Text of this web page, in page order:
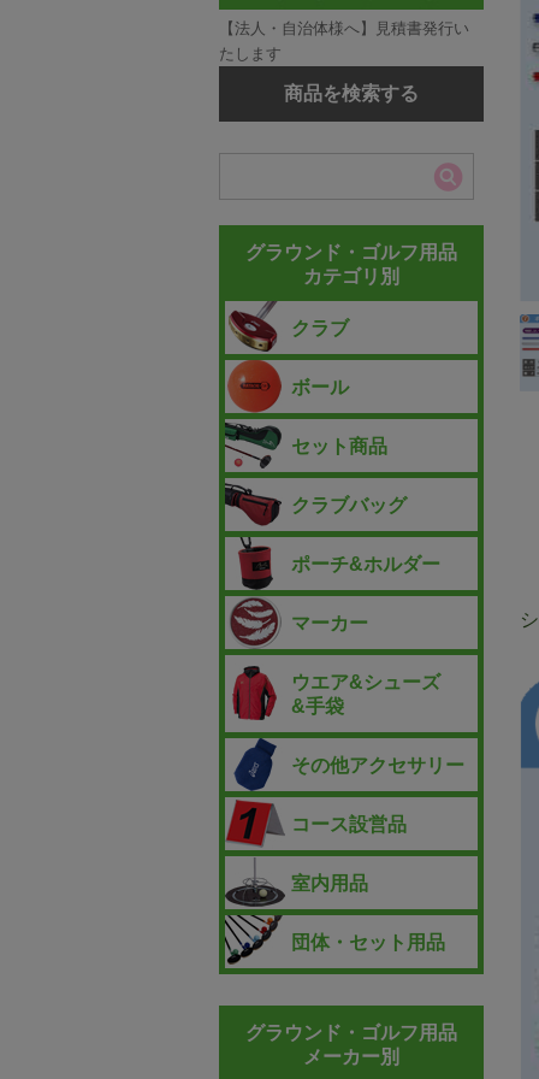
【法人・自治体様へ】見積書発行い
たします
商品を検索する
グラウンド・ゴルフ用品
カテゴリ別
クラブ
ボール
セット商品
クラブバッグ
ポーチ&ホルダー
マーカー
ウエア&シューズ
&手袋
その他アクセサリー
コース設営品
室内用品
団体・セット用品
グラウンド・ゴルフ用品
メーカー別